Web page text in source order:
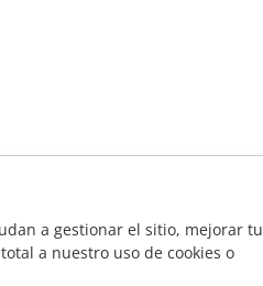
a gestionar el sitio, mejorar tu
a nuestro uso de cookies o